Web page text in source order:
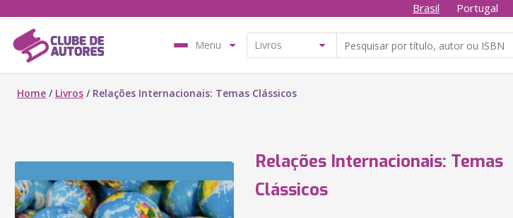
Brasil Portugal
Menu
Home / Livros / Relações Internacionais: Temas Clássicos
Relações Internacionais: Temas
Clássicos